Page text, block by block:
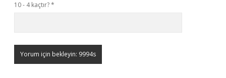
10 - 4 kaçtır?*